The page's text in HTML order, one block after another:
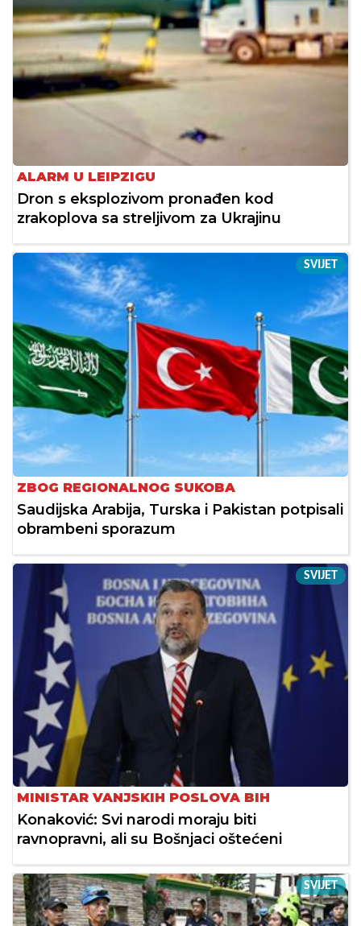
ALARM U LEIPZIGU
Dron s eksplozivom pronađen kod
zrakoplova sa streljivom za Ukrajinu
SVIJET
ZBOG REGIONALNOG SUKOBA
Saudijska Arabija, Turska i Pakistan potpisali
obrambeni sporazum
SVIJET
MINISTAR VANJSKIH POSLOVA BIH
Konaković: Svi narodi moraju biti
ravnopravni, ali su Bošnjaci oštećeni
SVIJET